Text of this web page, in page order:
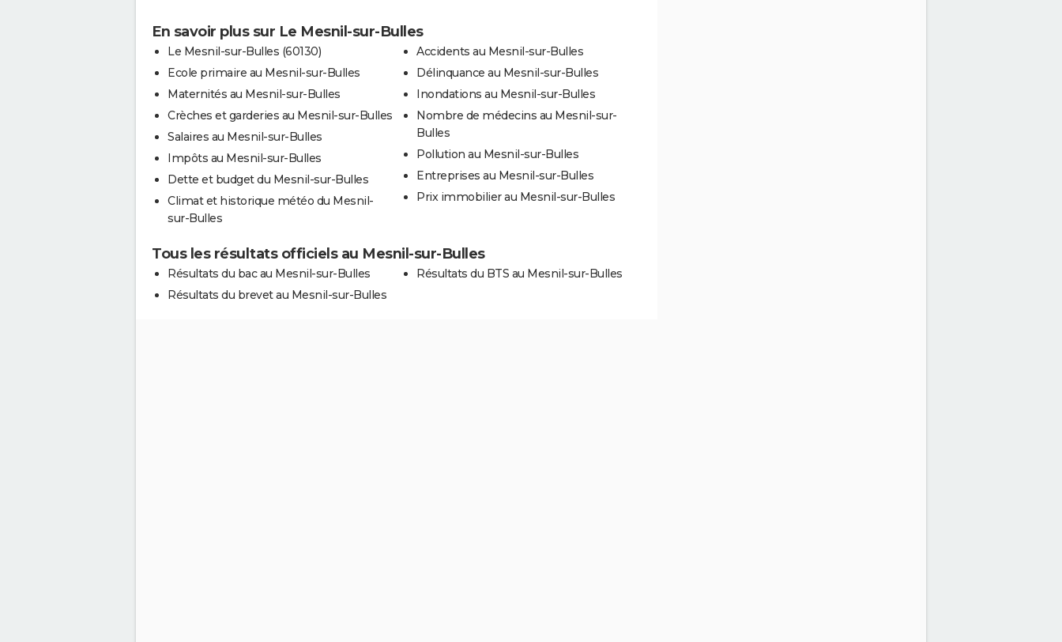
En savoir plus sur Le Mesnil-sur-Bulles
Le Mesnil-sur-Bulles (60130)
Ecole primaire au Mesnil-sur-Bulles
Maternités au Mesnil-sur-Bulles
Crèches et garderies au Mesnil-sur-Bulles
Salaires au Mesnil-sur-Bulles
Impôts au Mesnil-sur-Bulles
Dette et budget du Mesnil-sur-Bulles
Climat et historique météo du Mesnil-
sur-Bulles
Accidents au Mesnil-sur-Bulles
Délinquance au Mesnil-sur-Bulles
Inondations au Mesnil-sur-Bulles
Nombre de médecins au Mesnil-sur-
Bulles
Pollution au Mesnil-sur-Bulles
Entreprises au Mesnil-sur-Bulles
Prix immobilier au Mesnil-sur-Bulles
Tous les résultats officiels au Mesnil-sur-Bulles
Résultats du bac au Mesnil-sur-Bulles
Résultats du brevet au Mesnil-sur-Bulles
Résultats du BTS au Mesnil-sur-Bulles